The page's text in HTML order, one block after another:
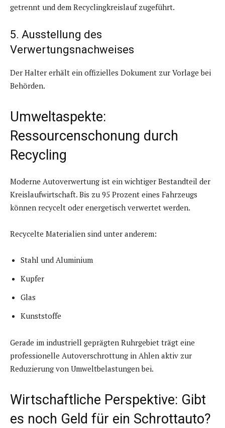
getrennt und dem Recyclingkreislauf zugeführt.
5. Ausstellung des
Verwertungsnachweises
Der Halter erhält ein offizielles Dokument zur Vorlage bei
Behörden.
Umweltaspekte:
Ressourcenschonung durch
Recycling
Moderne Autoverwertung ist ein wichtiger Bestandteil der
Kreislaufwirtschaft. Bis zu 95 Prozent eines Fahrzeugs
können recycelt oder energetisch verwertet werden.
Recycelte Materialien sind unter anderem:
Stahl und Aluminium
Kupfer
Glas
Kunststoffe
Gerade im industriell geprägten Ruhrgebiet trägt eine
professionelle Autoverschrottung in Ahlen aktiv zur
Reduzierung von Umweltbelastungen bei.
Wirtschaftliche Perspektive: Gibt
es noch Geld für ein Schrottauto?